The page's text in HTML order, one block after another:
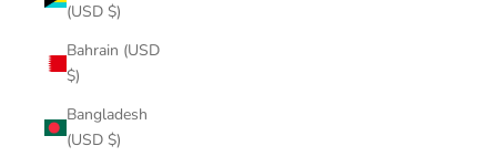
(USD $)
Bahrain (USD
$)
Bangladesh
(USD $)